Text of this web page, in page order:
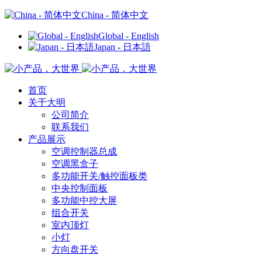
China - 简体中文
Global - English
Japan - 日本語
首页
关于大明
公司简介
联系我们
产品展示
空调控制器总成
空调黑盒子
多功能开关/触控面板类
中央控制面板
多功能中控大屏
组合开关
室内顶灯
小灯
方向盘开关